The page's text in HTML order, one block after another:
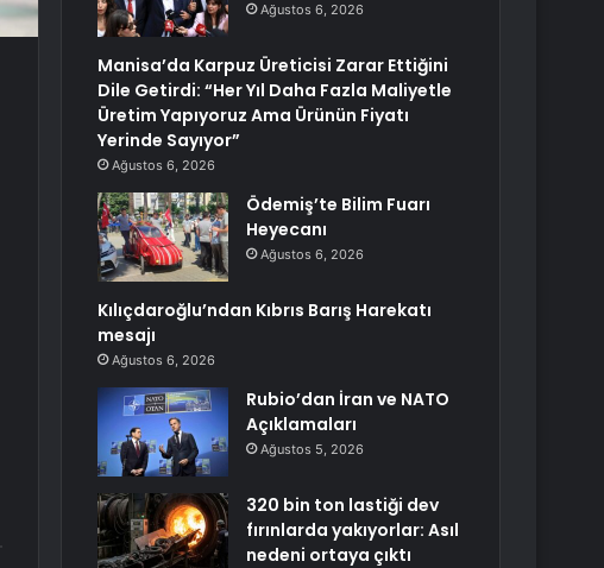
Ağustos 6, 2026
Manisa’da Karpuz Üreticisi Zarar Ettiğini
Dile Getirdi: “Her Yıl Daha Fazla Maliyetle
Üretim Yapıyoruz Ama Ürünün Fiyatı
Yerinde Sayıyor”
Ağustos 6, 2026
Ödemiş’te Bilim Fuarı
Heyecanı
Ağustos 6, 2026
Kılıçdaroğlu’ndan Kıbrıs Barış Harekatı
mesajı
Ağustos 6, 2026
Rubio’dan İran ve NATO
Açıklamaları
Ağustos 5, 2026
320 bin ton lastiği dev
fırınlarda yakıyorlar: Asıl
nedeni ortaya çıktı